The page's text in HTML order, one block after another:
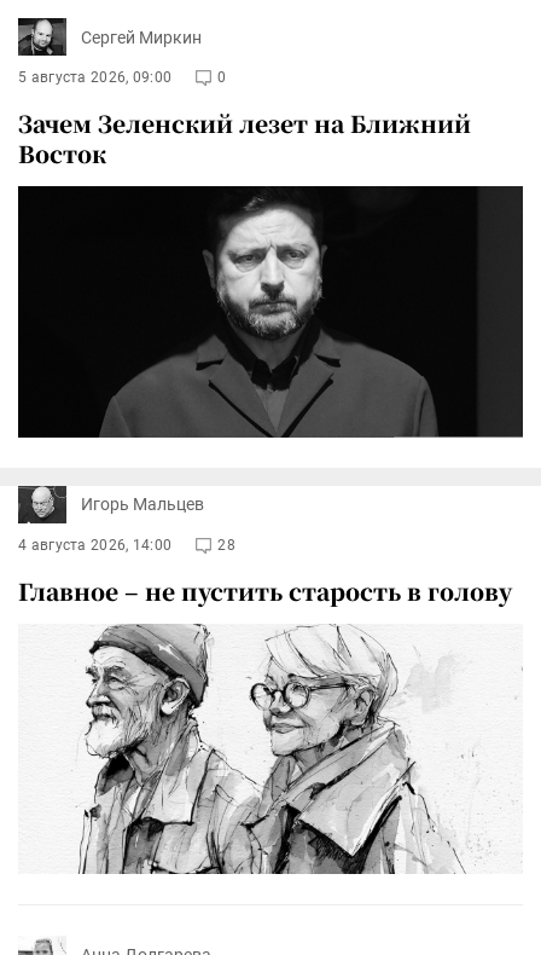
Сергей Миркин
5 августа 2026, 09:00 0
Зачем Зеленский лезет на Ближний
Восток
Игорь Мальцев
4 августа 2026, 14:00 28
Главное – не пустить старость в голову